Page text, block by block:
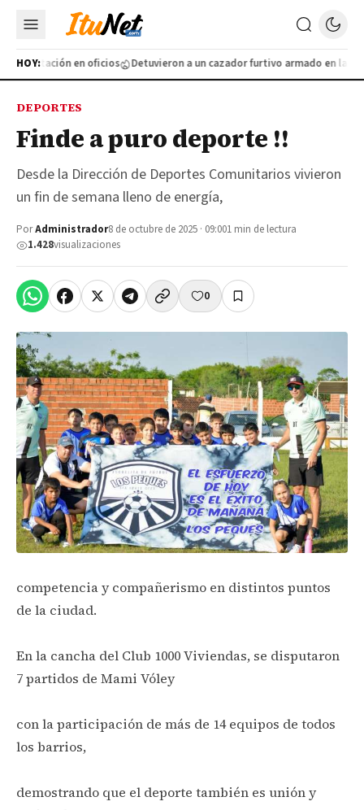
HOY: en oficios Detuvieron a un cazador furtivo armado en la Ruta
DEPORTES
Finde a puro deporte !!
Desde la Dirección de Deportes Comunitarios vivieron
un fin de semana lleno de energía,
PorAdministrador8 de octubre de 2025 · 09:001 min de lectura
1.428visualizaciones
0
competencia y compañerismo en distintos puntos
de la ciudad.
En la cancha del Club 1000 Viviendas, se disputaron
7 partidos de Mami Vóley
con la participación de más de 14 equipos de todos
los barrios,
demostrando que el deporte también es unión y